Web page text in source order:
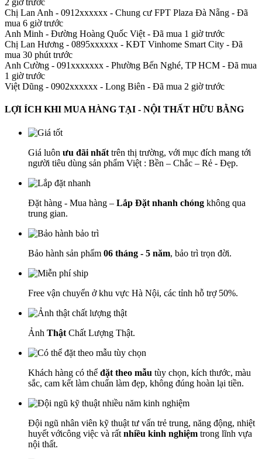
2 giờ trước
Chị Lan Anh - 0912xxxxxx - Chung cư FPT Plaza Đà Nẵng - Đã
mua 6 giờ trước
Anh Minh - Đường Hoàng Quốc Việt - Đã mua 1 giờ trước
Chị Lan Hương - 0895xxxxxx - KĐT Vinhome Smart City - Đã
mua 30 phút trước
Anh Cường - 091xxxxxxx - Phường Bến Nghé, TP HCM - Đã mua
1 giờ trước
Việt Dũng - 0902xxxxxx - Long Biên - Đã mua 2 giờ trước
LỢI ÍCH KHI MUA HÀNG TẠI - NỘI THẤT HỮU BẰNG
Giá luôn ưu đãi nhất trên thị trường, với mục đích mang tới
người tiêu dùng sản phẩm Việt : Bền – Chắc – Rẻ - Đẹp.
Đặt hàng - Mua hàng – Lắp Đặt nhanh chóng không qua
trung gian.
Bảo hành sản phẩm 06 tháng - 5 năm, bảo trì trọn đời.
Free vận chuyển ở khu vực Hà Nội, các tỉnh hỗ trợ 50%.
Ảnh Thật Chất Lượng Thật.
Khách hàng có thể đặt theo mẫu tùy chọn, kích thước, màu
sắc, cam kết làm chuẩn làm đẹp, không đúng hoàn lại tiền.
Đội ngũ nhân viên kỹ thuật tư vấn trẻ trung, năng động, nhiệt
huyết vớicông việc và rất nhiều kinh nghiệm trong lĩnh vựa
nội thất.